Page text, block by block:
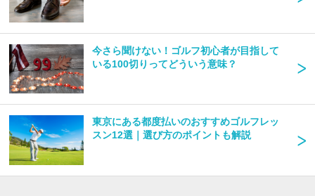
今さら聞けない！ゴルフ初心者が目指して
いる100切りってどういう意味？
東京にある都度払いのおすすめゴルフレッ
スン12選｜選び方のポイントも解説